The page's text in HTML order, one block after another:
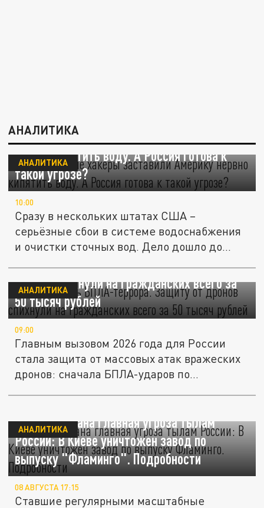
АНАЛИТИКА
Таинственные хакеры заставили Америку
нервно кипятить воду. А Россия готова к
такой угрозе?
АНАЛИТИКА
10:00
Сразу в нескольких штатах США –
серьёзные сбои в системе водоснабжения
и очистки сточных вод. Дело дошло до...
Россия – цель БПЛА-террора. Защиту от
дронов спихнули на гражданских всего за
50 тысяч рублей
АНАЛИТИКА
09:00
Главным вызовом 2026 года для России
стала защита от массовых атак вражеских
дронов: сначала БПЛА-ударов по...
Ликвидирована главная угроза тылам
России: В Киеве уничтожен завод по
выпуску "Фламинго". Подробности
АНАЛИТИКА
08 АВГУСТА 17:15
Ставшие регулярными масштабные